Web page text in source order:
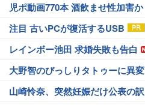
児ポ動画770本 酒飲ませ性加害か
注目 古いPCが復活するUSB
レインボー池田 求婚失敗も告白
大野智のびっしりタトゥーに異変
山崎怜奈、突然妊娠だけ公表の訳